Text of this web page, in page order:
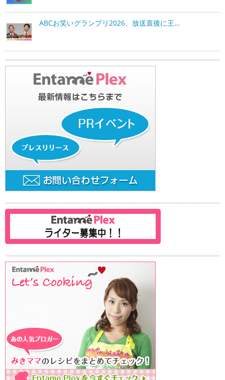
ABCお笑いグランプリ2026、放送直後に王…